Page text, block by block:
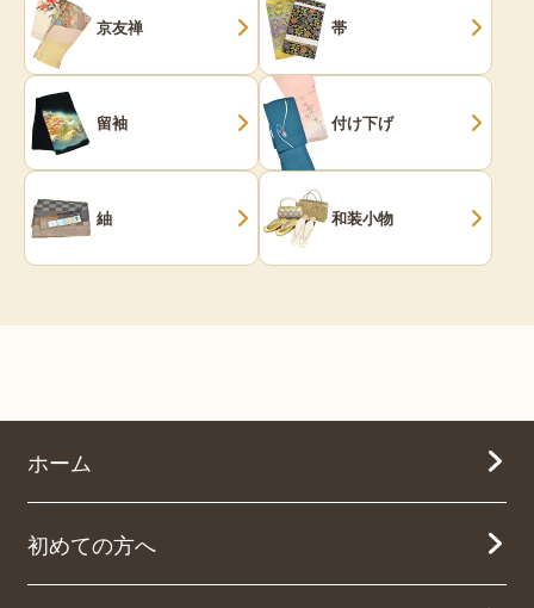
京友禅 帯
留袖 付け下げ
紬 和装小物
ホーム
初めての方へ